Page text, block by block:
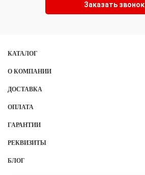
Заказать звонок
КАТАЛОГ
О КОМПАНИИ
ДОСТАВКА
ОПЛАТА
ГАРАНТИИ
РЕКВИЗИТЫ
БЛОГ